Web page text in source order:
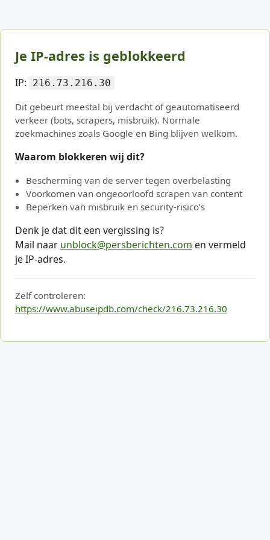
Je IP-adres is geblokkeerd
IP: 216.73.216.30
Dit gebeurt meestal bij verdacht of geautomatiseerd
verkeer (bots, scrapers, misbruik). Normale
zoekmachines zoals Google en Bing blijven welkom.
Waarom blokkeren wij dit?
Bescherming van de server tegen overbelasting
Voorkomen van ongeoorloofd scrapen van content
Beperken van misbruik en security-risico’s
Denk je dat dit een vergissing is?
Mail naar unblock@persberichten.com en vermeld
je IP-adres.
Zelf controleren:
https://www.abuseipdb.com/check/216.73.216.30